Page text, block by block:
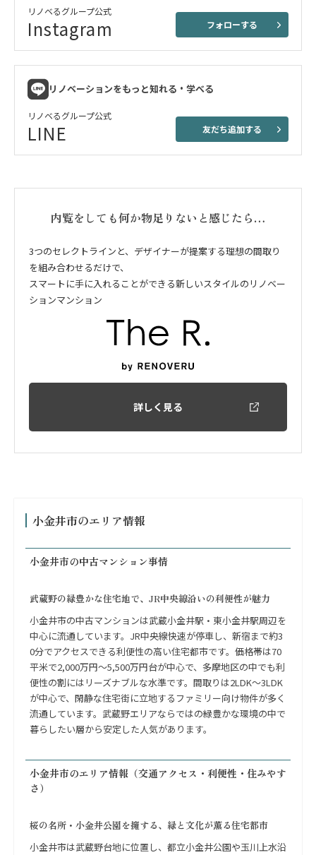
リノベるグループ公式
Instagram フォローする
リノベーションをもっと知れる・学べる
リノベるグループ公式
LINE 友だち追加する
内覧をしても何か物足りないと感じたら…
3つのセレクトラインと、デザイナーが提案する理想の間取り
を組み合わせるだけで、
スマートに手に入れることができる新しいスタイルのリノベー
ションマンション
詳しく見る
小金井市のエリア情報
小金井市の中古マンション事情
武蔵野の緑豊かな住宅地で、JR中央線沿いの利便性が魅力
小金井市の中古マンションは武蔵小金井駅・東小金井駅周辺を
中心に流通しています。JR中央線快速が停車し、新宿まで約3
0分でアクセスできる利便性の高い住宅都市です。価格帯は70
平米で2,000万円〜5,500万円台が中心で、多摩地区の中でも利
便性の割にはリーズナブルな水準です。間取りは2LDK〜3LDK
が中心で、閑静な住宅街に立地するファミリー向け物件が多く
流通しています。武蔵野エリアならではの緑豊かな環境の中で
暮らしたい層から安定した人気があります。
小金井市のエリア情報（交通アクセス・利便性・住みやす
さ）
桜の名所・小金井公園を擁する、緑と文化が薫る住宅都市
小金井市は武蔵野台地に位置し、都立小金井公園や玉川上水沿